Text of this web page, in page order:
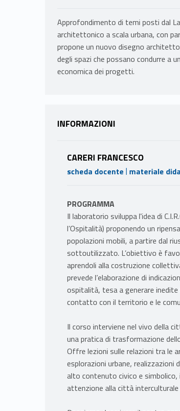
Approfondimento di temi posti dal
architettonico a scala urbana, con
propone un nuovo disegno
degli spazi che possano condurre a
economica dei progetti.
INFORMAZIONI
CARERI FRANCESCO
scheda docente | materiale
PROGRAMMA
Il laboratorio sviluppa l'idea di
l’Ospitalità) proponendo un
popolazioni mobili, a partire dal
sottoutilizzato. L’obiettivo è
aprendoli alla costruzione
prevede l’elaborazione di
ospitalità, tesa a generare
contatto con il territorio e le
Il corso interviene nel vivo della
una pratica di trasformazione
Offre lezioni sulle relazioni tra le
esplorazioni urbane,
alto contenuto civico e
attenzione alla città